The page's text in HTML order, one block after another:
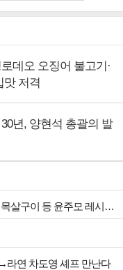
데오 오징어 불고기·
맛 저격
년, 양현석 총괄의 발
'편스토랑' 이찬원, 황태해장국·무생채·양념 목살구이 등 윤주모 레시피 섭렵
라연 차도영 셰프 만난다